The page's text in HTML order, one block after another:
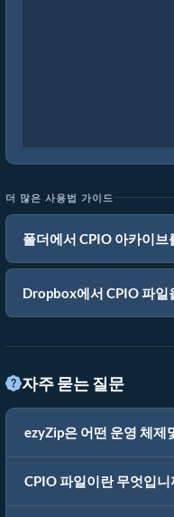
더 많은 사용법 가이드
폴더에서 CPIO 아카이브
Dropbox에서 CPIO 파일
자주 묻는 질문
ezyZip은 어떤 운영 체제
CPIO 파일이란 무엇입니